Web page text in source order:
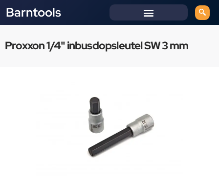
Barntools
Proxxon 1/4" inbusdopsleutel SW 3 mm